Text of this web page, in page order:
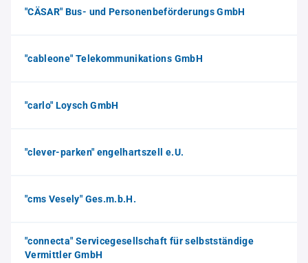
"CÄSAR" Bus- und Personenbeförderungs GmbH
"cableone" Telekommunikations GmbH
"carlo" Loysch GmbH
"clever-parken" engelhartszell e.U.
"cms Vesely" Ges.m.b.H.
"connecta" Servicegesellschaft für selbstständige
Vermittler GmbH